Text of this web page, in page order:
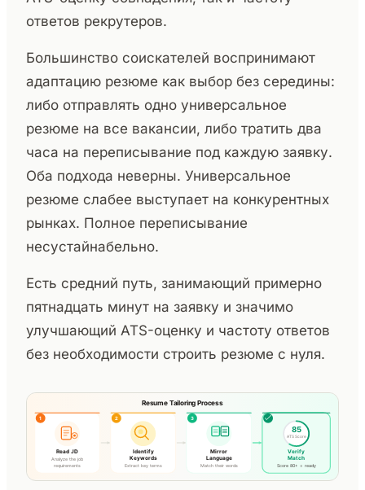
ответов рекрутеров.
Большинство соискателей воспринимают
адаптацию резюме как выбор без середины:
либо отправлять одно универсальное
резюме на все вакансии, либо тратить два
часа на переписывание под каждую заявку.
Оба подхода неверны. Универсальное
резюме слабее выступает на конкурентных
рынках. Полное переписывание
несустайнабельно.
Есть средний путь, занимающий примерно
пятнадцать минут на заявку и значимо
улучшающий ATS-оценку и частоту ответов
без необходимости строить резюме с нуля.